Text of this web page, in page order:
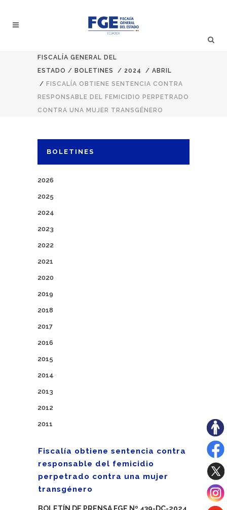
FISCALÍA GENERAL DEL
ESTADO / BOLETINES / 2024 / ABRIL
/ FISCALÍA OBTIENE SENTENCIA CONTRA
RESPONSABLE DEL FEMICIDIO PERPETRADO
CONTRA UNA MUJER TRANSGÉNERO
BOLETINES
2026
2025
2024
2023
2022
2021
2020
2019
2018
2017
2016
2015
2014
2013
2012
2011
Fiscalía obtiene sentencia contra
responsable del femicidio
perpetrado contra una mujer
transgénero